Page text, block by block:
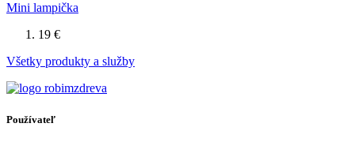
Mini lampička
19 €
Všetky produkty a služby
Používateľ